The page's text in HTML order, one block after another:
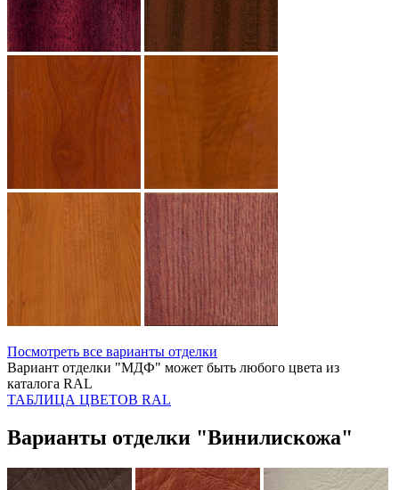
Посмотреть все варианты отделки
Вариант отделки "МДФ" может быть любого цвета из
каталога RAL
ТАБЛИЦА ЦВЕТОВ RAL
Варианты отделки "Винилискожа"